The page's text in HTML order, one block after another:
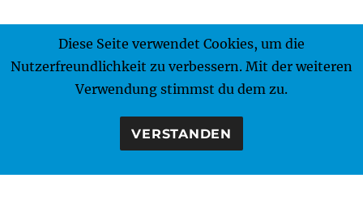
MENÜ
Diese Seite verwendet Cookies, um die
Nutzerfreundlichkeit zu verbessern. Mit der weiteren
Verwendung stimmst du dem zu.
VERSTANDEN